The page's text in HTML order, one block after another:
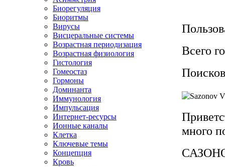
Биорегуляция
Биоритмы
Вирусы
Висцеральные системы
Возрастная периодизация
Возрастная физиология
Гистология
Гомеостаз
Гормоны
Доминанта
Иммунология
Импульсация
Интернет-ресурсы
Ионные каналы
Клетка
Ключевые темы
Концепция
Кровь
Всего
много